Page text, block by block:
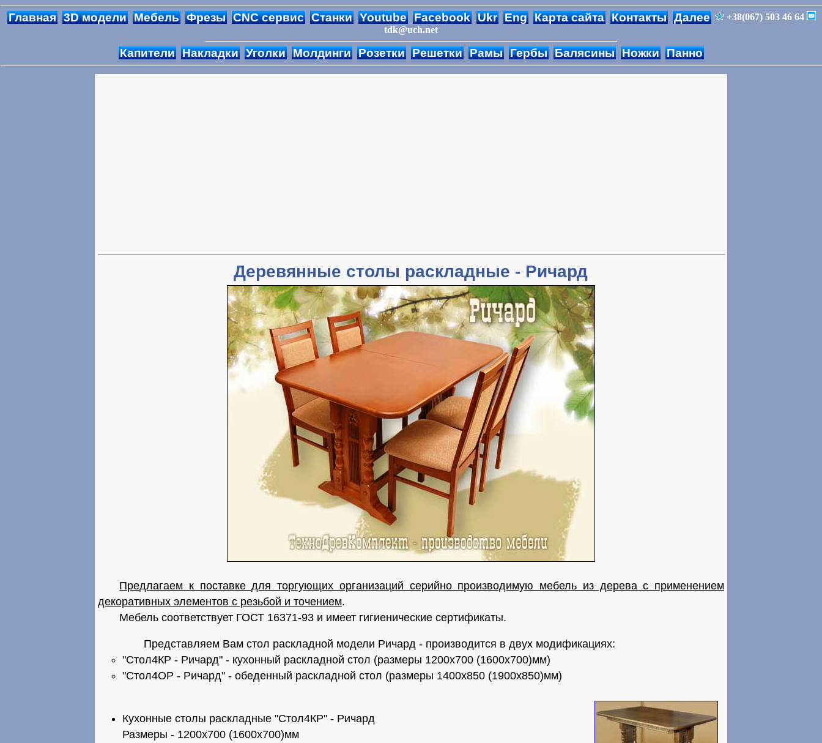
Главная 3D модели Мебель Фрезы CNC сервис Станки Youtube Facebook Ukr Eng Карта сайта Контакты Далее
+38(067) 503 46 64
tdk@uch.net
Капители Накладки Уголки Молдинги Розетки Решетки Рамы Гербы Балясины Ножки Панно
Деревянные столы раскладные - Ричард
Предлагаем к поставке для торгующих организаций серийно производимую мебель из дерева с применением
декоративных элементов с резьбой и точением.
Мебель соответствует ГОСТ 16371-93 и имеет гигиенические сертификаты.
Представляем Вам стол раскладной модели Ричард - производится в двух модификациях:
"Стол4КР - Ричард" - кухонный раскладной стол (размеры 1200x700 (1600x700)мм)
"Стол4ОР - Ричард" - обеденный раскладной стол (размеры 1400x850 (1900x850)мм)
Кухонные столы раскладные "Стол4КР" - Ричард
Размеры - 1200x700 (1600x700)мм